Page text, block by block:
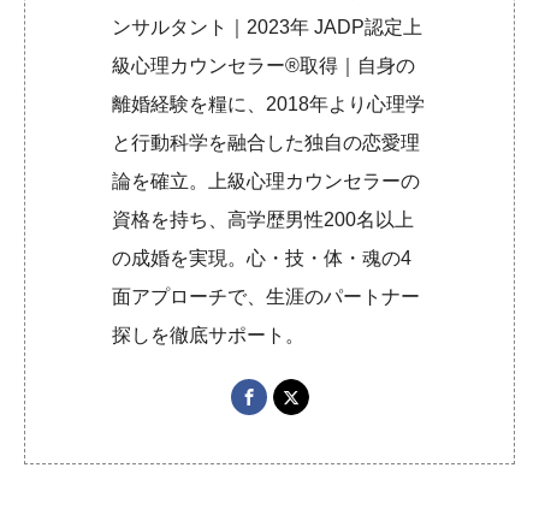
ンサルタント｜2023年 JADP認定上
級心理カウンセラー®取得｜自身の
離婚経験を糧に、2018年より心理学
と行動科学を融合した独自の恋愛理
論を確立。上級心理カウンセラーの
資格を持ち、高学歴男性200名以上
の成婚を実現。心・技・体・魂の4
面アプローチで、生涯のパートナー
探しを徹底サポート。